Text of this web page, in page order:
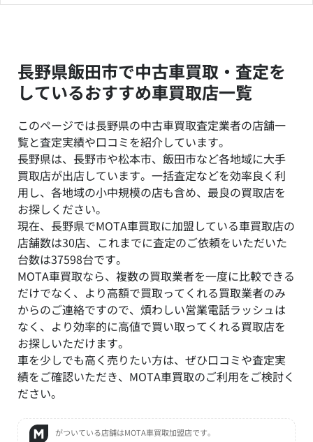
長野県飯田市で中古車買取・査定を
しているおすすめ車買取店一覧
このページでは長野県の中古車買取査定業者の店舗一
覧と査定実績や口コミを紹介しています。
長野県は、長野市や松本市、飯田市など各地域に大手
買取店が出店しています。一括査定などを効率良く利
用し、各地域の小中規模の店も含め、最良の買取店を
お探しください。
現在、長野県でMOTA車買取に加盟している車買取店の
店舗数は30店、これまでに査定のご依頼をいただいた
台数は37598台です。
MOTA車買取なら、複数の買取業者を一度に比較できる
だけでなく、より高額で買取ってくれる買取業者のみ
からのご連絡ですので、煩わしい営業電話ラッシュは
なく、より効率的に高値で買い取ってくれる買取店を
お探しいただけます。
車を少しでも高く売りたい方は、ぜひ口コミや査定実
績をご確認いただき、MOTA車買取のご利用をご検討く
ださい。
がついている店舗はMOTA車買取加盟店です。